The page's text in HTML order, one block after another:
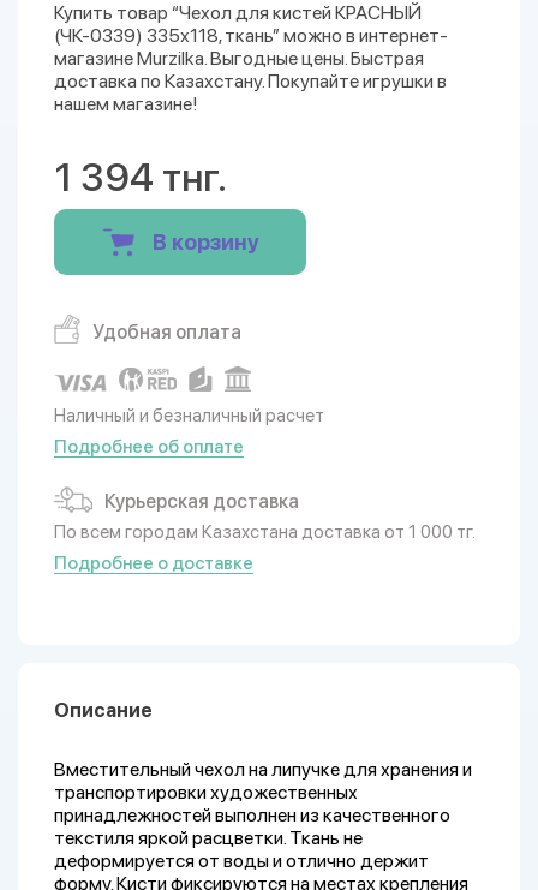
Купить товар “Чехол для кистей КРАСНЫЙ
(ЧК-0339) 335х118, ткань” можно в интернет-
магазине Murzilka. Выгодные цены. Быстрая
доставка по Казахстану. Покупайте игрушки в
нашем магазине!
1 394 тнг.
В корзину
Удобная оплата
Наличный и безналичный расчет
Подробнее об оплате
Курьерская доставка
По всем городам Казахстана доставка от 1 000 тг.
Подробнее о доставке
Описание
Вместительный чехол на липучке для хранения и
транспортировки художественных
принадлежностей выполнен из качественного
текстиля яркой расцветки. Ткань не
деформируется от воды и отлично держит
форму. Кисти фиксируются на местах крепления